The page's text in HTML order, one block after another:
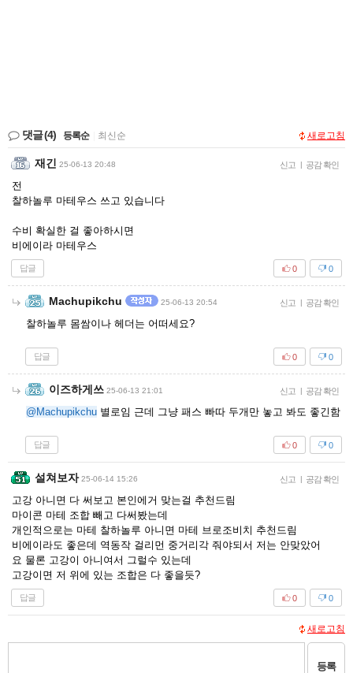
댓글(4) 등록순 최신순 새로고침
재긴 25-06-13 20:48 신고 | 공감 확인
전
찰하놀루 마테우스 쓰고 있습니다
수비 확실한 걸 좋아하시면
비에이라 마테우스
답글 0
0
Machupikchu 25-06-13 20:54 신고 | 공감 확인
찰하놀루 몸쌈이나 헤더는 어떠세요?
답글 0
0
이즈하게쓰 25-06-13 21:01 신고 | 공감 확인
@Machupikchu 별로임 근데 그냥 패스 빠따 두개만 놓고 봐도 좋긴함
답글 0
0
설쳐보자 25-06-14 15:26 신고 | 공감 확인
고강 아니면 다 써보고 본인에거 맞는걸 추천드림
마이콘 마테 조합 빼고 다써봤는데
개인적으로는 마테 찰하놀루 아니면 마테 브로조비치 추천드림
비에이라도 좋은데 역동작 걸리먼 중거리각 줘야되서 저는 안맞았어
요 물론 고강이 아니여서 그럴수 있는데
고강이면 저 위에 있는 조합은 다 좋을듯?
답글 0
0
새로고침
등록